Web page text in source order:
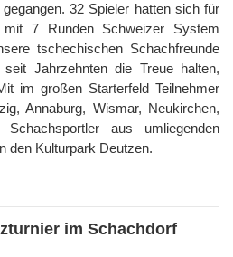
32 Spieler hatten sich für
mit 7 Runden Schweizer System
tschechischen Schachfreunde
Jahrzehnten die Treue halten,
im großen Starterfeld Teilnehmer
Annaburg, Wismar, Neukirchen,
aus umliegenden
den Kulturpark Deutzen.
im Schachdorf